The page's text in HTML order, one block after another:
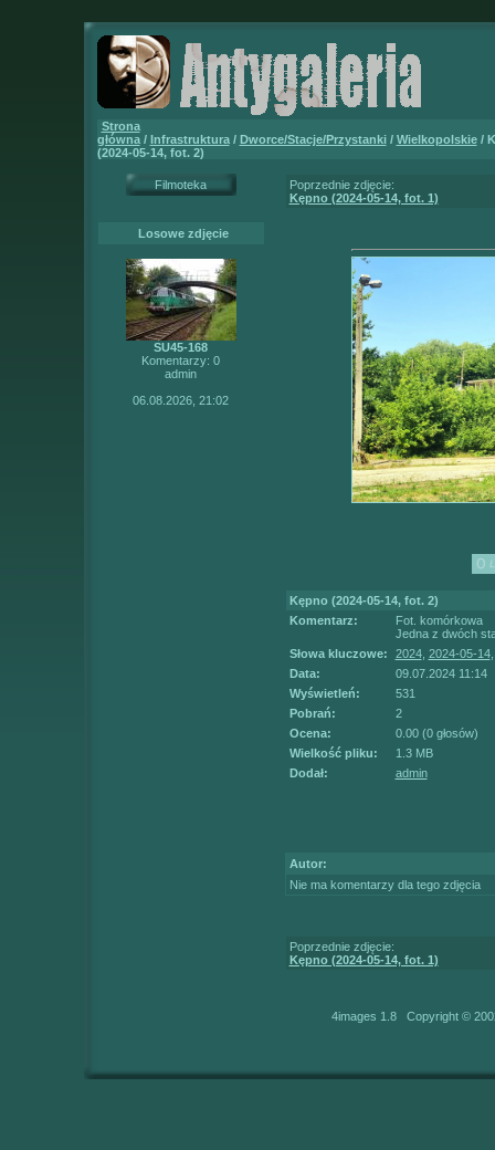
Strona
główna/ Infrastruktura/ Dworce/Stacje/Przystanki/ Wielkopolskie/
(2024-05-14, fot. 2)
Filmoteka
Losowe zdjęcie
SU45-168
Komentarzy: 0
admin
06.08.2026, 21:02
Poprzednie zdjęcie:
Kępno (2024-05-14, fot. 1)
Kępno (2024-05-14, fot. 2)
Komentarz:
Fot. komórkowa
Jedna z dwóch
Słowa kluczowe:
2024, 2024-05-14
Data:
09.07.2024 11:14
Wyświetleń:
531
Pobrań:
2
Ocena:
0.00 (0 głosów)
Wielkość pliku:
1.3 MB
Dodał:
admin
Autor:
Nie ma komentarzy dla tego zdjęcia
Poprzednie zdjęcie:
Kępno (2024-05-14, fot. 1)
4images 1.8 Copyright ©